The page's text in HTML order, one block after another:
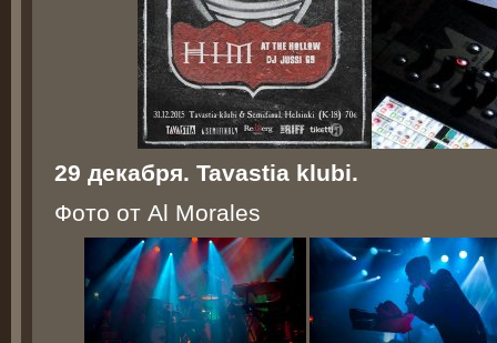
29 декабря. Tavastia klubi.
Фото от Al Morales